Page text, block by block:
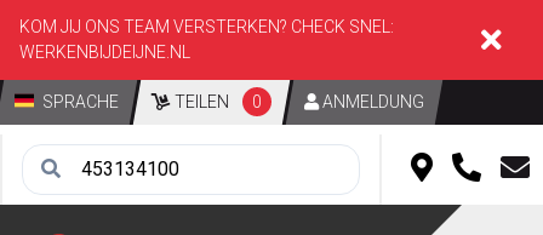
KOM JIJ ONS TEAM VERSTERKEN? CHECK SNEL:
WERKENBIJDEIJNE.NL
SPRACHE TEILEN 0 ANMELDUNG